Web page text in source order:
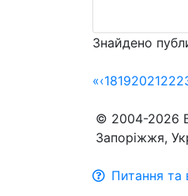
Знайдено
«‹1819202122
© 2004-2026
Запоріжжя,
Питання та